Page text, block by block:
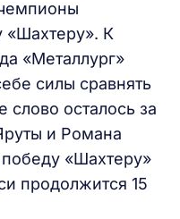
«Шахтеру». К
«Металлург»
силы сравнять
осталось за
и Романа
«Шахтеру»
продолжится 15